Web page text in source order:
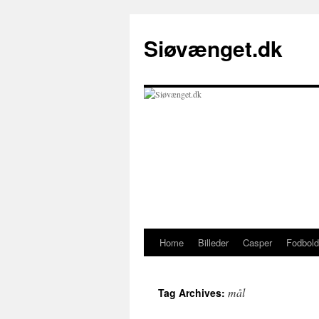
content
Siøvænget.dk
Home Billeder Casper Fodbold
Tag Archives: mål